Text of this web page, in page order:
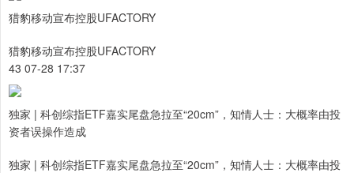
猎豹移动宣布控股UFACTORY
猎豹移动宣布控股UFACTORY
43 07-28 17:37
独家 | 科创综指ETF嘉实尾盘急拉至“20cm”，知情人士：大概率由投
资者误操作造成
独家 | 科创综指ETF嘉实尾盘急拉至“20cm”，知情人士：大概率由投